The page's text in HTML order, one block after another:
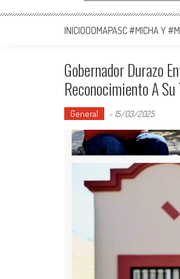
La Nota
Noticias del día
INICIOOOMAPASC #MICHA Y
Gobernador Durazo
Reconocimiento A
General - 15/03/2025